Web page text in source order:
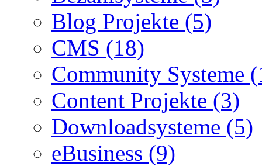
Blog Projekte (5)
CMS (18)
Community Systeme
Content Projekte (3)
Downloadsysteme (5)
eBusiness (9)